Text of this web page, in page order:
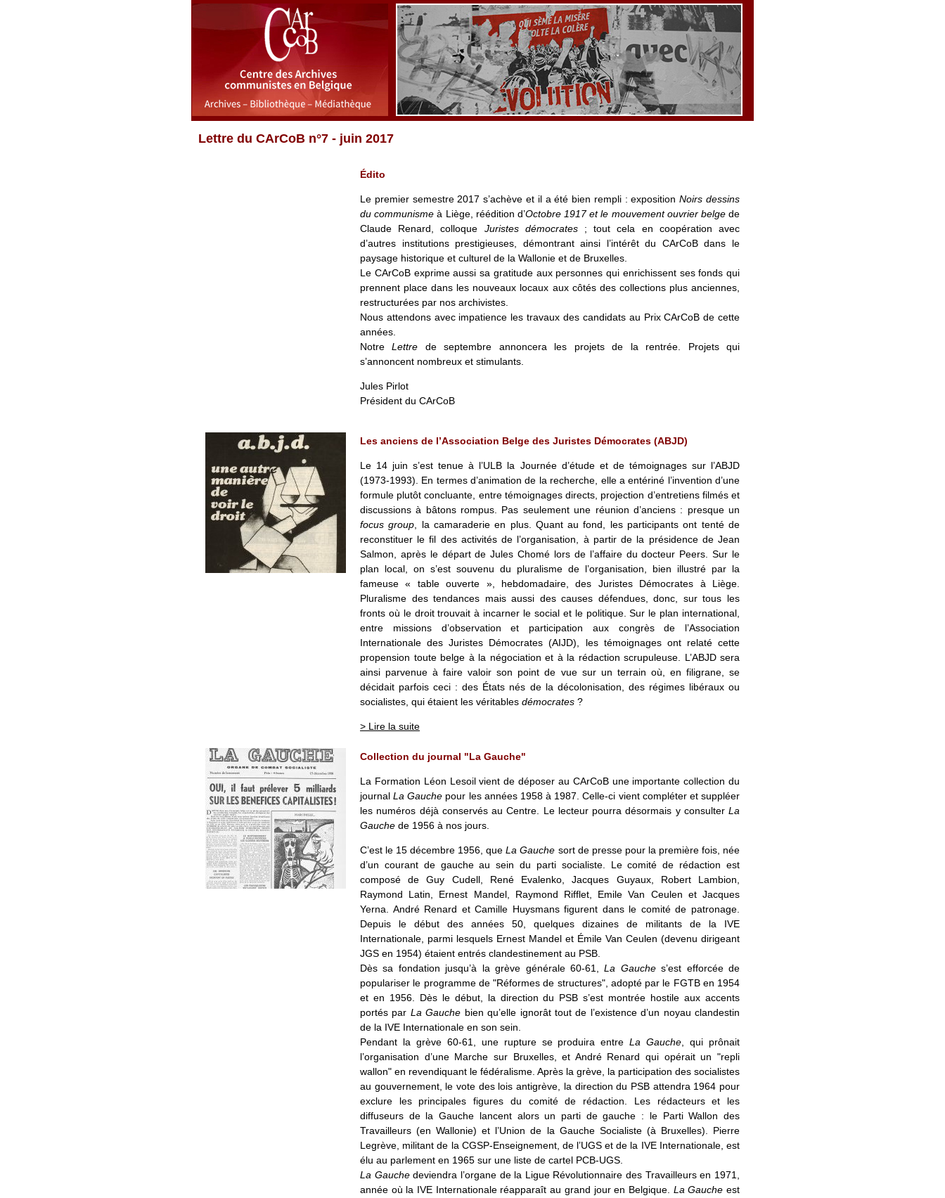
Lettre du CArCoB n°7 - juin 2017
Édito
Le premier semestre 2017 s’achève et il a été bien rempli : expositionNoirs dessins
du communisme à Liège, réédition d’Octobre 1917 et le mouvement ouvrier belgede
Claude Renard, colloque Juristes démocrates; tout cela en coopération avec
d’autres institutions prestigieuses, démontrant ainsi l’intérêt du CArCoB dans le
paysage historique et culturel de la Wallonie et de Bruxelles.
Le CArCoB exprime aussi sa gratitude aux personnes qui enrichissent ses fonds qui
prennent place dans les nouveaux locaux aux côtés des collections plus anciennes,
restructurées par nos archivistes.
Nous attendons avec impatience les travaux des candidats au Prix CArCoB de cette
années.
NotreLettre de septembre annoncera les projets de la rentrée. Projets qui
s’annoncent nombreux et stimulants.
Jules Pirlot
Président du CArCoB
Les anciens de l’Association Belge des Juristes Démocrates (ABJD)
Le 14 juin s’est tenue à l’ULB la Journée d’étude et de témoignages sur l’ABJD
(1973-1993). En termes d’animation de la recherche, elle a entériné l’invention d’une
formule plutôt concluante, entre témoignages directs, projection d’entretiens filmés et
discussions à bâtons rompus. Pas seulement une réunion d’anciens : presque un
focus group , la camaraderie en plus. Quant au fond, les participants ont tenté de
reconstituer le fil des activités de l’organisation, à partir de la présidence de Jean
Salmon, après le départ de Jules Chomé lors de l’affaire du docteur Peers. Sur le
plan local, on s’est souvenu du pluralisme de l’organisation, bien illustré par la
fameuse « table ouverte », hebdomadaire, des Juristes Démocrates à Liège.
Pluralisme des tendances mais aussi des causes défendues, donc, sur tous les
fronts où le droit trouvait à incarner le social et le politique. Sur le plan international,
entre missions d’observation et participation aux congrès de l’Association
Internationale des Juristes Démocrates (AIJD), les témoignages ont relaté cette
propension toute belge à la négociation et à la rédaction scrupuleuse. L’ABJD sera
ainsi parvenue à faire valoir son point de vue sur un terrain où, en filigrane, se
décidait parfois ceci : des États nés de la décolonisation, des régimes libéraux ou
socialistes, qui étaient les véritables démocrates ?
> Lire la suite
Collection du journal "La Gauche"
La Formation Léon Lesoil vient de déposer au CArCoB une importante collection du
journalLa Gauche pour les années 1958 à 1987. Celle-ci vient compléter et suppléer
les numéros déjà conservés au Centre. Le lecteur pourra désormais y consulter La
Gauche de 1956 à nos jours.
C’est le 15 décembre 1956, queLa Gauche sort de presse pour la première fois, née
d’un courant de gauche au sein du parti socialiste. Le comité de rédaction est
composé de Guy Cudell, René Evalenko, Jacques Guyaux, Robert Lambion,
Raymond Latin, Ernest Mandel, Raymond Rifflet, Emile Van Ceulen et Jacques
Yerna. André Renard et Camille Huysmans figurent dans le comité de patronage.
Depuis le début des années 50, quelques dizaines de militants de la IVE
Internationale, parmi lesquels Ernest Mandel et Émile Van Ceulen (devenu dirigeant
JGS en 1954) étaient entrés clandestinement au PSB.
Dès sa fondation jusqu’à la grève générale 60-61,La Gauches’est efforcée de
populariser le programme de "Réformes de structures", adopté par le FGTB en 1954
et en 1956. Dès le début, la direction du PSB s’est montrée hostile aux accents
portés par La Gauche bien qu’elle ignorât tout de l’existence d’un noyau clandestin
de la IVE Internationale en son sein.
Pendant la grève 60-61, une rupture se produira entreLa Gauche , qui prônait
l’organisation d’une Marche sur Bruxelles, et André Renard qui opérait un "repli
wallon" en revendiquant le fédéralisme. Après la grève, la participation des socialistes
au gouvernement, le vote des lois antigrève, la direction du PSB attendra 1964 pour
exclure les principales figures du comité de rédaction. Les rédacteurs et les
diffuseurs de la Gauche lancent alors un parti de gauche : le Parti Wallon des
Travailleurs (en Wallonie) et l’Union de la Gauche Socialiste (à Bruxelles). Pierre
Legrève, militant de la CGSP-Enseignement, de l’UGS et de la IVE Internationale, est
élu au parlement en 1965 sur une liste de cartel PCB-UGS.
La Gauchedeviendra l’organe de la Ligue Révolutionnaire des Travailleurs en 1971,
année où la IVE Internationale réapparaît au grand jour en Belgique. La Gauche est